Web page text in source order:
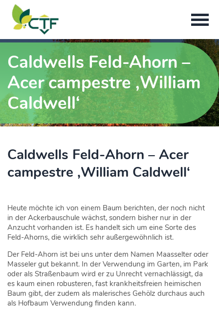
Caldwells Feld-Ahorn –
Acer campestre ‚William
Caldwell‘
Caldwells Feld-Ahorn – Acer
campestre ‚William Caldwell‘
Heute möchte ich von einem Baum berichten, der noch nicht
in der Ackerbauschule wächst, sondern bisher nur in der
Anzucht vorhanden ist. Es handelt sich um eine Sorte des
Feld-Ahorns, die wirklich sehr außergewöhnlich ist.
Der Feld-Ahorn ist bei uns unter dem Namen Maasselter oder
Masseler gut bekannt. In der Verwendung im Garten, im Park
oder als Straßenbaum wird er zu Unrecht vernachlässigt, da
es kaum einen robusteren, fast krankheitsfreien heimischen
Baum gibt, der zudem als malerisches Gehölz durchaus auch
als Hofbaum Verwendung finden kann.